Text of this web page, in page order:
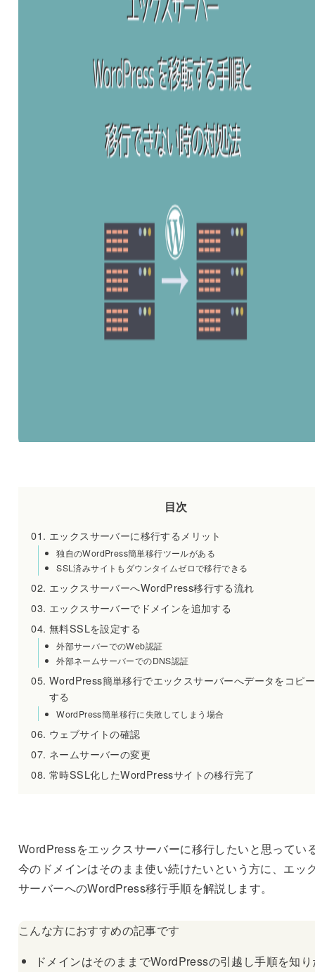
目次
エックスサーバーに移行するメリット
独自のWordPress簡単移行ツールがある
SSL済みサイトもダウンタイムゼロで移行できる
エックスサーバーへWordPress移行する流れ
エックスサーバーでドメインを追加する
無料SSLを設定する
外部サーバーでのWeb認証
外部ネームサーバーでのDNS認証
WordPress簡単移行でエックスサーバーへデータをコピー
する
WordPress簡単移行に失敗してしまう場合
ウェブサイトの確認
ネームサーバーの変更
常時SSL化したWordPressサイトの移行完了
WordPressをエックスサーバーに移行したいと思ってい
今のドメインはそのまま使い続けたいという方に、エッ
サーバーへのWordPress移行手順を解説します。
こんな方におすすめの記事です
ドメインはそのままでWordPressの引越し手順を知